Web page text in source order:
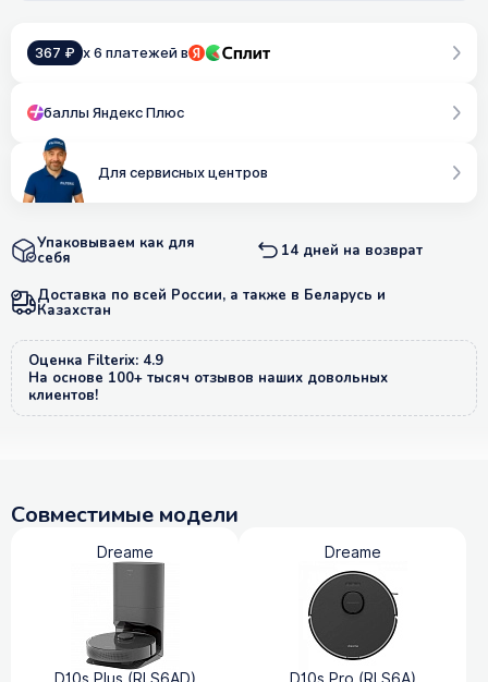
367 ₽ x 6 платежей в
баллы Яндекс Плюс
Для сервисных центров
Упаковываем как для
себя 14 дней на возврат
Доставка по всей России, а также в Беларусь и
Казахстан
Оценка Filterix: 4.9
На основе 100+ тысяч отзывов наших довольных
клиентов!
Совместимые модели
Dreame Dreame